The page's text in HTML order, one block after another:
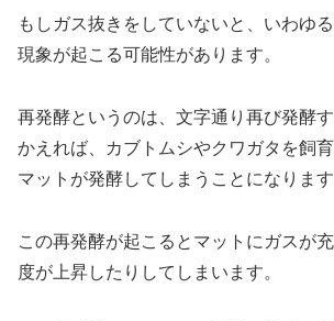
もしガス抜きをしていないと、いわゆ
現象が起こる可能性があります。
再発酵というのは、文字通り再び発酵
かえれば、カブトムシやクワガタを飼
マットが発酵してしまうことになります
この再発酵が起こるとマットにガスが
度が上昇したりしてしまいます。